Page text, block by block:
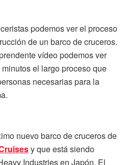
podemos ver el proceso
de un barco de cruceros.
vídeo podemos ver
el largo proceso que
necesarias para la
nuevo barco de cruceros de
y que está siendo
Industries en Japón. El